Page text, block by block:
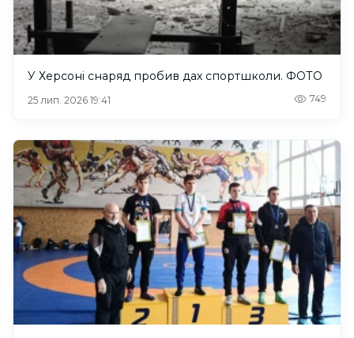
У Херсоні снаряд пробив дах спортшколи. ФОТО
25 лип. 2026 19:41 749